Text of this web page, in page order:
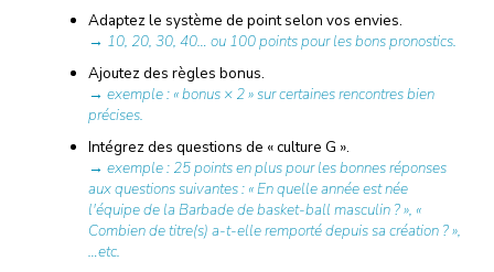
Adaptez le système de point selon vos envies.
→ 10, 20, 30, 40… ou 100 points pour les bons pronostics.
Ajoutez des règles bonus.
→ exemple : « bonus × 2 » sur certaines rencontres bien
précises.
Intégrez des questions de « culture G ».
→ exemple : 25 points en plus pour les bonnes réponses
aux questions suivantes : « En quelle année est née
l'équipe de la Barbade de basket-ball masculin ? », «
Combien de titre(s) a-t-elle remporté depuis sa création ? »,
…etc.